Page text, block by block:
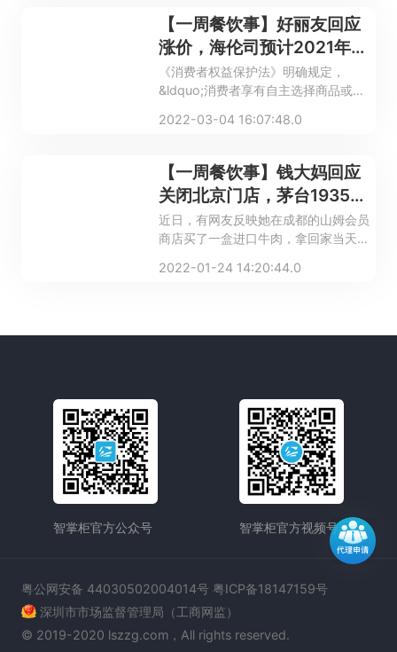
【一周餐饮事】好丽友回应
涨价，海伦司预计2021年亏
损超2.1亿
《消费者权益保护法》明确规定，
&ldquo;消费者享有自主选择商品或者
商品或者服务的经营者，自主选择商品
不购买任何一种商品、接受或者不接受
任何一项服务。&rdquo;
2022-03-04 16:07:48.0
【一周餐饮事】钱大妈回应
关闭北京门店，茅台1935涨
价
近日，有网友反映她在成都的山姆会员
商店买了一盒进口牛肉，拿回家当天就
牛区市场监管局已启动立案调查程序，
2022-01-24 14:20:44.0
智掌柜官方公众号 智掌柜官方视频号
粤公网安备 44030502004014号 粤ICP备18147159号
深圳市市场监督管理局（工商网监）
© 2019-2020 lszzg.com，All rights reserved.